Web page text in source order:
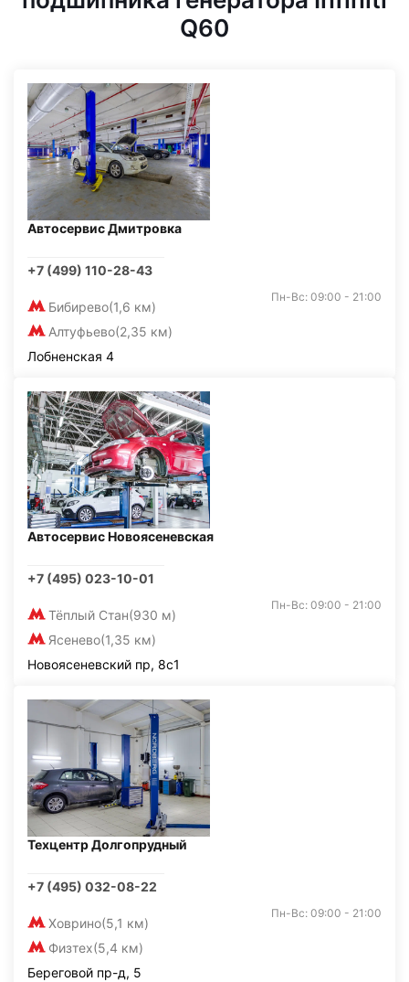
Q60
Автосервис Дмитровка
+7 (499) 110-28-43
Бибирево(1,6 км)
Алтуфьево(2,35 км)
Пн-Вс: 09:00 - 21:00
Лобненская 4
Автосервис Новоясеневская
+7 (495) 023-10-01
Тёплый Стан(930 м)
Ясенево(1,35 км)
Пн-Вс: 09:00 - 21:00
Новоясеневский пр, 8с1
Техцентр Долгопрудный
+7 (495) 032-08-22
Ховрино(5,1 км)
Физтех(5,4 км)
Пн-Вс: 09:00 - 21:00
Береговой пр-д, 5